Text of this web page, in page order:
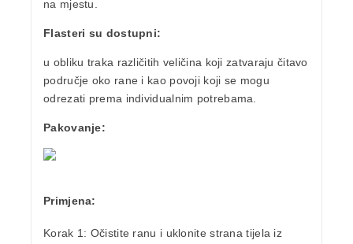
na mjestu.
Flasteri su dostupni:
u obliku traka različitih veličina koji zatvaraju čitavo
područje oko rane i kao povoji koji se mogu
odrezati prema individualnim potrebama.
Pakovanje:
Primjena:
Korak 1: Očistite ranu i uklonite strana tijela iz